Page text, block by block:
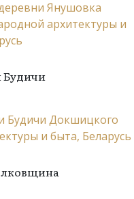
Будичи